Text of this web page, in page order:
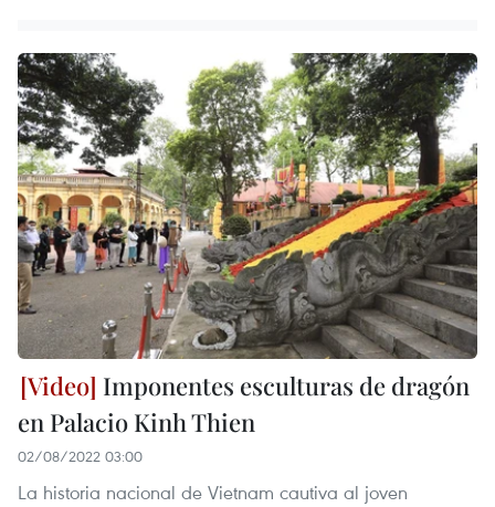
Imponentes esculturas de dragón
en Palacio Kinh Thien
02/08/2022 03:00
La historia nacional de Vietnam cautiva al joven